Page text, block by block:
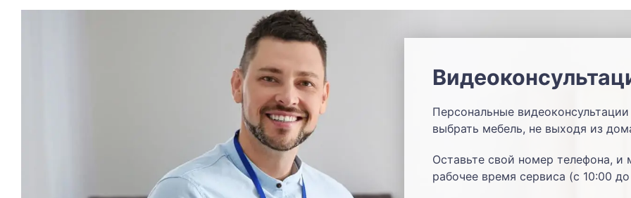
Персональные
выбрать мебель, не выходя из
Оставьте свой номер телефона,
рабочее время сервиса (с 10:00